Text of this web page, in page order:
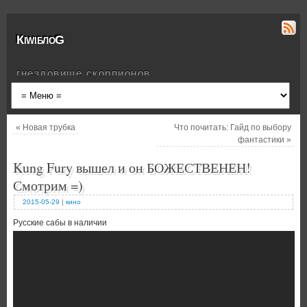
КiwiблоG
гнездовище скорпионов
« Новая трубка
Что почитать: Гайд по выбору
фантастики»
Kung Fury вышел и он БОЖЕСТВЕНЕН!
Смотрим =)
2015-05-29 | кино
Русские сабы в наличии